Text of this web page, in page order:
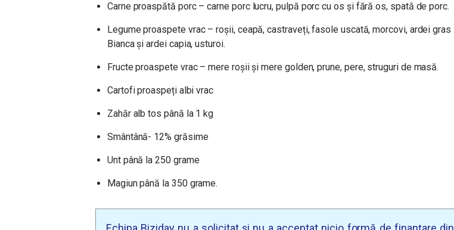
Carne proaspătă porc – carne porc lucru, pulpă porc cu os și fără os, spată de porc.
Legume proaspete vrac – roșii, ceapă, castraveți, fasole uscată, morcovi, ardei gras
Bianca și ardei capia, usturoi.
Fructe proaspete vrac – mere roșii și mere golden, prune, pere, struguri de masă.
Cartofi proaspeți albi vrac
Zahăr alb tos până la 1 kg
Smântână- 12% grăsime
Unt până la 250 grame
Magiun până la 350 grame.